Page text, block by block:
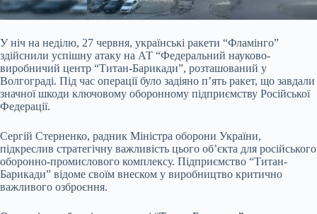
У ніч на неділю, 27 червня, українські ракети “Фламінго”
здійснили успішну атаку на АТ “Федеральний науково-
виробничий центр “Титан-Барикади”, розташований у
Волгограді. Під час операції було задіяно п’ять ракет, що завдали
значної шкоди ключовому оборонному підприємству Російської
Федерації.
Сергій Стерненко, радник Міністра оборони України,
підкреслив стратегічну важливість цього об’єкта для російського
оборонно-промислового комплексу. Підприємство “Титан-
Барикади” відоме своїм внеском у виробництво критично
важливого озброєння.